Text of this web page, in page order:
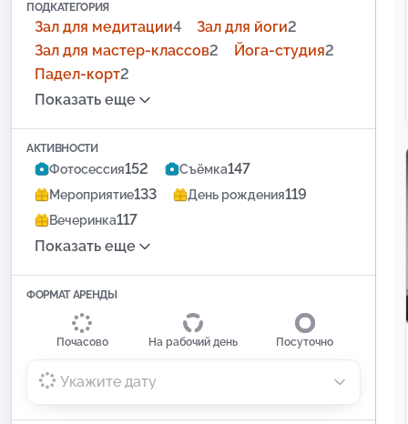
ПОДКАТЕГОРИЯ
Зал для медитации4 Зал для йоги2
Зал для мастер-классов2 Йога-студия2
Падел-корт2
Показать еще
АКТИВНОСТИ
Фотосессия152 Съёмка147
Мероприятие133 День рождения119
Вечеринка117
Показать еще
ФОРМАТ АРЕНДЫ
Почасово На рабочий день Посуточно
Укажите дату